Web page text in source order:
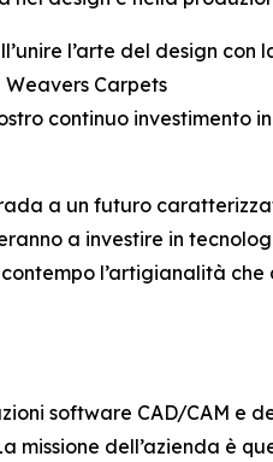
l’arte del design con
Carpets
continuo investimento
a un futuro
a investire in
l’artigianalità
software CAD/CAM e
missione dell’azienda è